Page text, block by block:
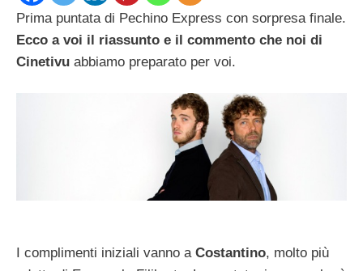
Prima puntata di Pechino Express con sorpresa finale.
Ecco a voi il riassunto e il commento che noi di
Cinetivu abbiamo preparato per voi.
I complimenti iniziali vanno a Costantino, molto più